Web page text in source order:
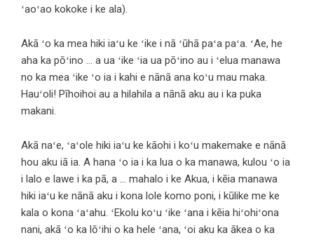
ʻaoʻao kokoke i ke ala).
Akā ʻo ka mea hiki iaʻu ke ʻike i nā ʻūhā paʻa paʻa. ʻAe, he
aha ka pōʻino … a ua ʻike ʻia ua pōʻino au i ʻelua manawa
no ka mea ʻike ʻo ia i kahi e nānā ana koʻu mau maka.
Hauʻoli! Pīhoihoi au a hilahila a nānā aku au i ka puka
makani.
Akā naʻe, ʻaʻole hiki iaʻu ke kāohi i koʻu makemake e nānā
hou aku iā ia. A hana ʻo ia i ka lua o ka manawa, kulou ʻo ia
i lalo e lawe i ka pā, a … mahalo i ke Akua, i kēia manawa
hiki iaʻu ke nānā aku i kona lole komo poni, i kūlike me ke
kala o kona ʻaʻahu. ʻEkolu koʻu ʻike ʻana i kēia hiʻohiʻona
nani, akā ʻo ka lōʻihi o ka hele ʻana, ʻoi aku ka ākea o ka